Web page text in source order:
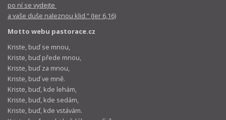
po ní se vydejte
a vaše duše naleznou klid.“ (Jer 6,16)
Motto webu pastorace.cz
Kriste, buď se mnou,
Kriste, buď přede mnou,
Kriste, buď za mnou,
Kriste, buď ve mně.
Kriste, buď, kde lehám,
Kriste, buď, kde sedám,
Kriste, buď, kde vstávám.